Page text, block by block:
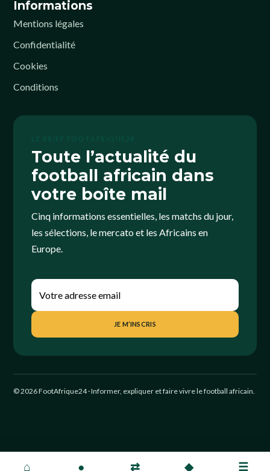
⌂ ● ⇄ ◆ ☰
Informations
Mentions légales
Confidentialité
Cookies
Conditions
Toute l’actualité du
football africain dans
votre boîte mail
Cinq informations essentielles, les matchs du jour,
les sélections, le mercato et les Africains en
Europe.
JE M’INSCRIS
© 2026 FootAfrique24 · Informer, expliquer et faire vivre le football africain.